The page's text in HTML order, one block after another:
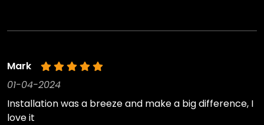
Mark
01-04-2024
Installation was a breeze and make a big difference, I
love it